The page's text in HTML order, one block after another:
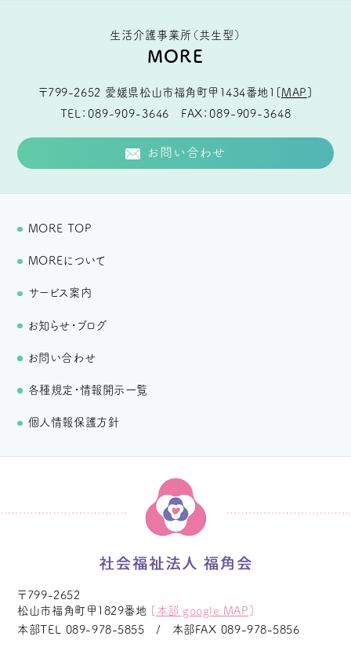
生活介護事業所（共生型）
MORE
〒799-2652 愛媛県松山市福角町甲1434番地1 [ MAP ]
TEL
089-909-3646 FAX 089-909-3648
お問い合わせ
MORE TOP
MOREについて
サービス案内
お知らせ・ブログ
お問い合わせ
各種規定・情報開示一覧
個人情報保護方針
〒799-2652
松山市福角町甲1829番地 [ 本部 google MAP ]
本部TEL
089-978-5855 本部FAX 089-978-5856